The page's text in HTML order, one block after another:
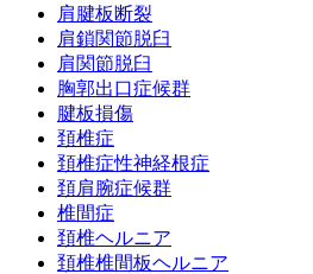
肩腱板断裂
肩鎖関節脱臼
肩関節脱臼
胸郭出口症候群
腱板損傷
頚椎症
頚椎症性神経根症
頚肩腕症候群
椎間症
頚椎ヘルニア
頚椎椎間板ヘルニア